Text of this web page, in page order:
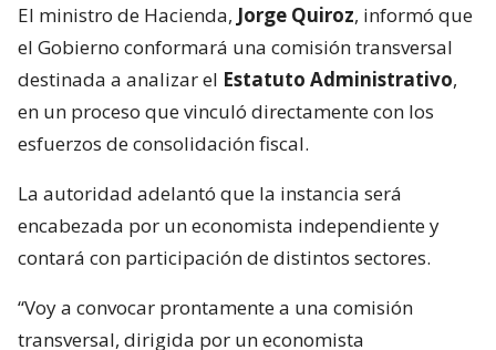
El ministro de Hacienda, Jorge Quiroz, informó que
el Gobierno conformará una comisión transversal
destinada a analizar el Estatuto Administrativo,
en un proceso que vinculó directamente con los
esfuerzos de consolidación fiscal.
La autoridad adelantó que la instancia será
encabezada por un economista independiente y
contará con participación de distintos sectores.
“Voy a convocar prontamente a una comisión
transversal, dirigida por un economista